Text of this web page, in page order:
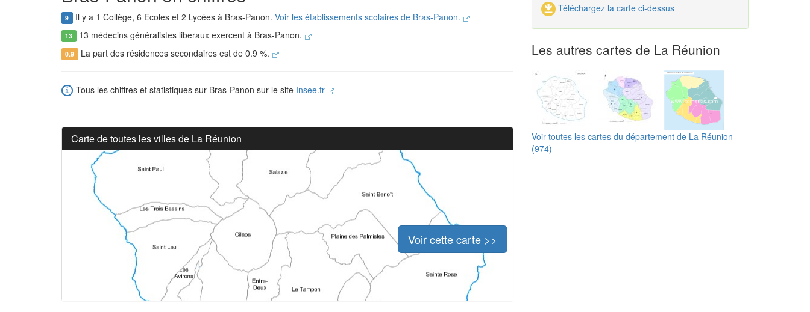
9 Il y a 1 Collège, 6 Ecoles et 2 Lycées à Bras-Panon. Voir les établissements scolaires de Bras-Panon.
13 13 médecins généralistes liberaux exercent à Bras-Panon.
0.9 La part des résidences secondaires est de 0.9 %.
Tous les chiffres et statistiques sur Bras-Panon sur le site Insee.fr
Carte de toutes les villes de La Réunion
Voir cette carte >>
Téléchargez la carte ci-dessus
Les autres cartes de La Réunion
Voir toutes les cartes du département de La Réunion
(974)